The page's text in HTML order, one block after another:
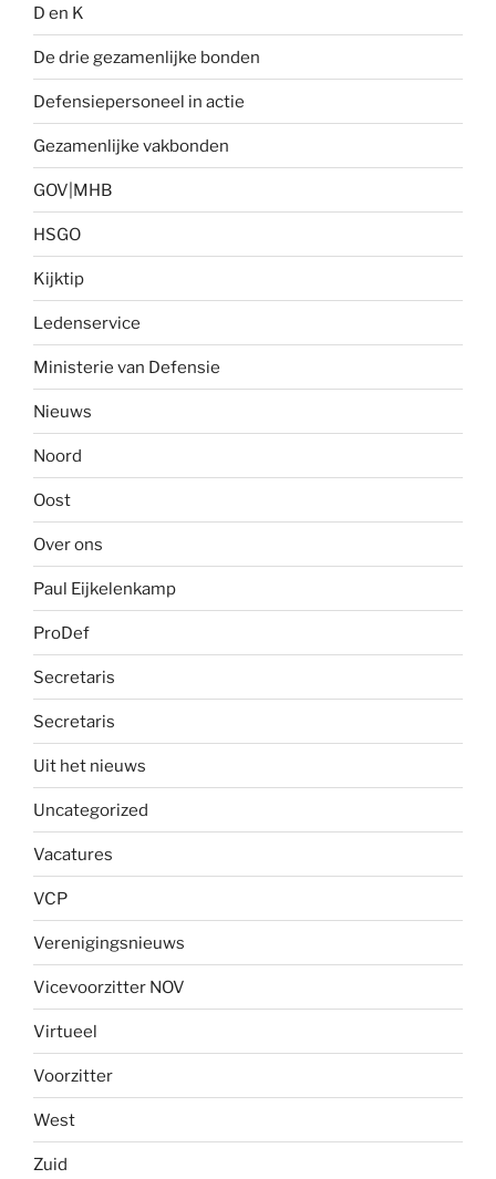
D en K
De drie gezamenlijke bonden
Defensiepersoneel in actie
Gezamenlijke vakbonden
GOV|MHB
HSGO
Kijktip
Ledenservice
Ministerie van Defensie
Nieuws
Noord
Oost
Over ons
Paul Eijkelenkamp
ProDef
Secretaris
Secretaris
Uit het nieuws
Uncategorized
Vacatures
VCP
Verenigingsnieuws
Vicevoorzitter NOV
Virtueel
Voorzitter
West
Zuid